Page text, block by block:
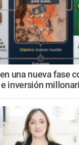
una nueva fase
inversión